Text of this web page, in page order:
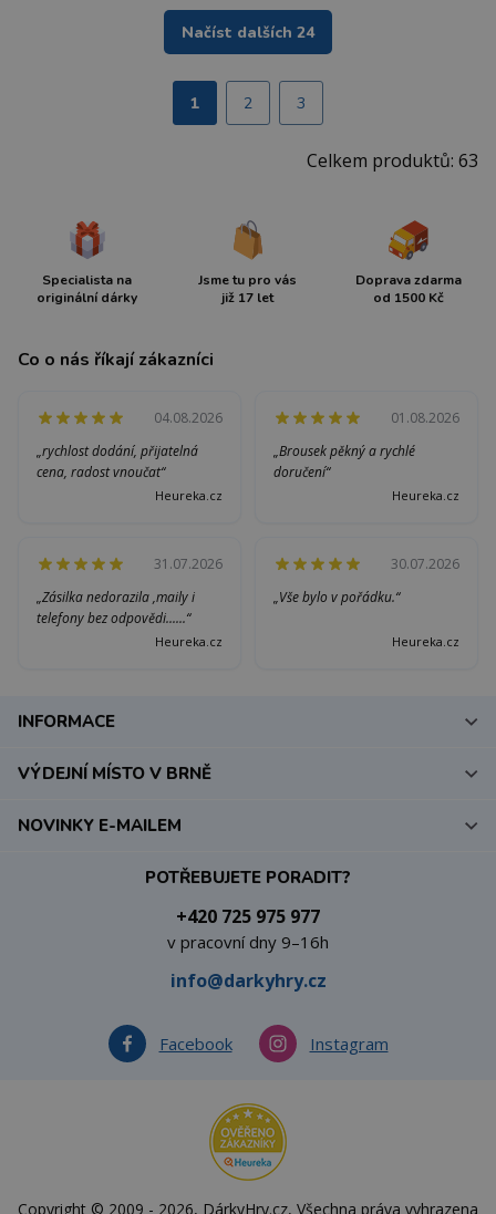
Načíst dalších 24
1 2 3
Celkem produktů: 63
Specialista na
originální dárky
Jsme tu pro vás
již 17 let
Doprava zdarma
od 1500 Kč
Co o nás říkají zákazníci
04.08.2026
„rychlost dodání, přijatelná
cena, radost vnoučat“
Heureka.cz
01.08.2026
„Brousek pěkný a rychlé
doručení“
Heureka.cz
31.07.2026
„Zásilka nedorazila ,maily i
telefony bez odpovědi......“
Heureka.cz
30.07.2026
„Vše bylo v pořádku.“
Heureka.cz
INFORMACE
VÝDEJNÍ MÍSTO V BRNĚ
POTŘEBUJETE PORADIT?
+420 725 975 977
v pracovní dny 9–16h
info@darkyhry.cz
Facebook Instagram
NOVINKY E-MAILEM
Copyright © 2009 - 2026, DárkyHry.cz, Všechna práva vyhrazena